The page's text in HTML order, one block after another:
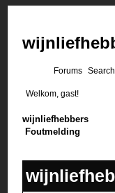
Forums Search
Welkom, gast!
wijnliefhebbers
Foutmelding